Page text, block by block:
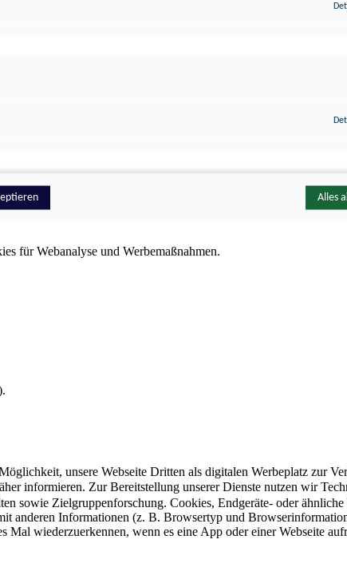
für Webanalyse und Werbemaßnahmen.
unsere Webseite Dritten als digitalen Werbeplatz zur
informieren. Zur Bereitstellung unserer Dienste nutzen wir
sowie Zielgruppenforschung. Cookies, Endgeräte- oder
anderen Informationen (z. B. Browsertyp und
Mal wiederzuerkennen, wenn es eine App oder einer Webseite
Alles